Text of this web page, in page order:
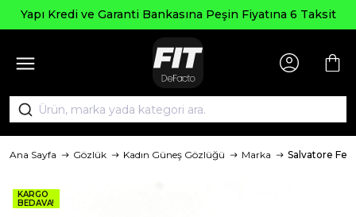
Yapı Kredi ve Garanti Bankasına Peşin Fiyatına 6 Taksit
Ana Sayfa Gözlük Kadın Güneş Gözlüğü Marka Salvatore
KARGO
BEDAVA!